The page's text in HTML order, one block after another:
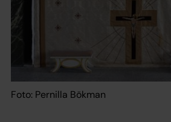
Foto: Pernilla Bökman